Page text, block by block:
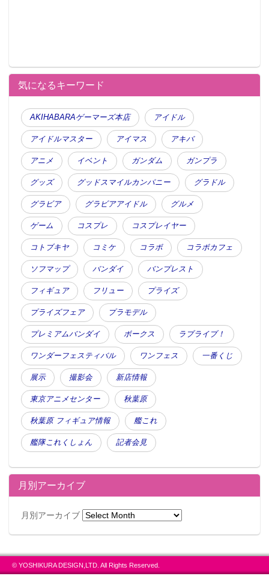
気になるキーワード
AKIHABARAゲーマーズ本店 アイドル
アイドルマスター アイマス アキバ
アニメ イベント ガンダム ガンプラ
グッズ グッドスマイルカンパニー グラドル
グラビア グラビアアイドル グルメ
ゲーム コスプレ コスプレイヤー
コトブキヤ コミケ コラボ コラボカフェ
ソフマップ バンダイ バンプレスト
フィギュア フリュー プライズ
プライズフェア プラモデル
プレミアムバンダイ ボークス ラブライブ！
ワンダーフェスティバル ワンフェス 一番くじ
展示 撮影会 新店情報
東京アニメセンター 秋葉原
秋葉原 フィギュア情報 艦これ
艦隊これくしょん 記者会見
月別アーカイブ
月別アーカイブ
© YOSHIKURA DESIGN,LTD. All Rights Reserved.